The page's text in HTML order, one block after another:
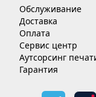
Обслуживание
Доставка
Оплата
Сервис центр
Аутсорсинг
Гарантия